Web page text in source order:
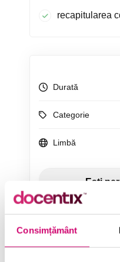
Consimțământ
recapitularea
Durată
Categorie
Limbă